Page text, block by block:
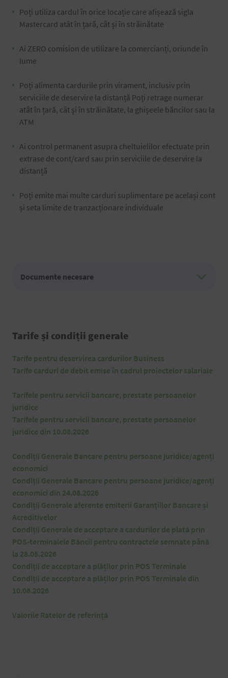
Poți utiliza cardul în orice locație care afișează sigla
Mastercard atât în țară, cât și în străinătate
Ai ZERO comision de utilizare la comercianți, oriunde în
lume
Poți alimenta cardurile prin virament, inclusiv prin
serviciile de deservire la distanță Poți retrage numerar
atât în țară, cât și în străinătate, la ghișeele băncilor sau la
ATM
Ai control permanent asupra cheltuielilor efectuate prin
extrase de cont/card sau prin serviciile de deservire la
distanță
Poți emite mai multe carduri suplimentare pe același cont
și seta limite de tranzacționare individuale
Documente necesare
Tarife și condiții generale
Tarife pentru deservirea cardurilor Business
Tarife carduri de debit emise în cadrul proiectelor salariale
Tarifele pentru servicii bancare, prestate persoanelor
juridice
Tarifele pentru servicii bancare, prestate persoanelor
juridice din 10.08.2026
Condiții Generale Bancare pentru persoane juridice/agenți
economici
Condiții Generale Bancare pentru persoane juridice/agenți
economici din 24.08.2026
Condiții Generale aferente emiterii Garanțiilor Bancare și
Acreditivelor
Condiții Generale de acceptare a cardurilor de plată prin
POS-terminalele Băncii pentru contractele semnate până
la 28.05.2026
Condiții de acceptare a plăților prin POS Terminale
Condiții de acceptare a plăților prin POS Terminale din
10.08.2026
Valorile Ratelor de referință